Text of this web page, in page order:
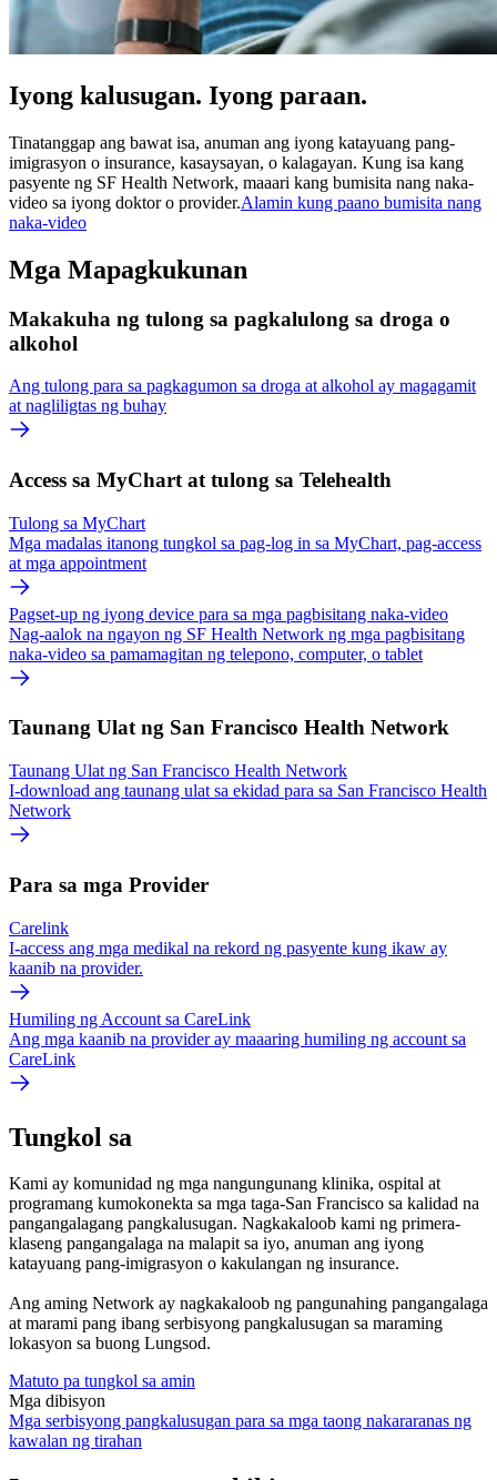
Iyong kalusugan. Iyong paraan.
Tinatanggap ang bawat isa, anuman ang iyong katayuang pang-
imigrasyon o insurance, kasaysayan, o kalagayan. Kung isa kang
pasyente ng SF Health Network, maaari kang bumisita nang naka-
video sa iyong doktor o provider.Alamin kung paano bumisita nang
naka-video
Mga Mapagkukunan
Makakuha ng tulong sa pagkalulong sa droga o
alkohol
Ang tulong para sa pagkagumon sa droga at alkohol ay magagamit
at nagliligtas ng buhay
Access sa MyChart at tulong sa Telehealth
Tulong sa MyChart
Mga madalas itanong tungkol sa pag-log in sa MyChart, pag-access
at mga appointment
Pagset-up ng iyong device para sa mga pagbisitang naka-video
Nag-aalok na ngayon ng SF Health Network ng mga pagbisitang
naka-video sa pamamagitan ng telepono, computer, o tablet
Taunang Ulat ng San Francisco Health Network
Taunang Ulat ng San Francisco Health Network
I-download ang taunang ulat sa ekidad para sa San Francisco Health
Network
Para sa mga Provider
Carelink
I-access ang mga medikal na rekord ng pasyente kung ikaw ay
kaanib na provider.
Humiling ng Account sa CareLink
Ang mga kaanib na provider ay maaaring humiling ng account sa
CareLink
Tungkol sa
Kami ay komunidad ng mga nangungunang klinika, ospital at
programang kumokonekta sa mga taga-San Francisco sa kalidad na
pangangalagang pangkalusugan. Nagkakaloob kami ng primera-
klaseng pangangalaga na malapit sa iyo, anuman ang iyong
katayuang pang-imigrasyon o kakulangan ng insurance.
Ang aming Network ay nagkakaloob ng pangunahing pangangalaga
at marami pang ibang serbisyong pangkalusugan sa maraming
lokasyon sa buong Lungsod.
Matuto pa tungkol sa amin
Mga dibisyon
Mga serbisyong pangkalusugan para sa mga taong nakararanas ng
kawalan ng tirahan